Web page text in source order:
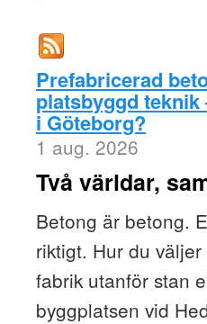
Prefabricerad
platsbyggd teknik
i Göteborg?
1 aug. 2026
Två världar,
Betong är betong.
riktigt. Hur du
fabrik utanför stan
byggplatsen vid